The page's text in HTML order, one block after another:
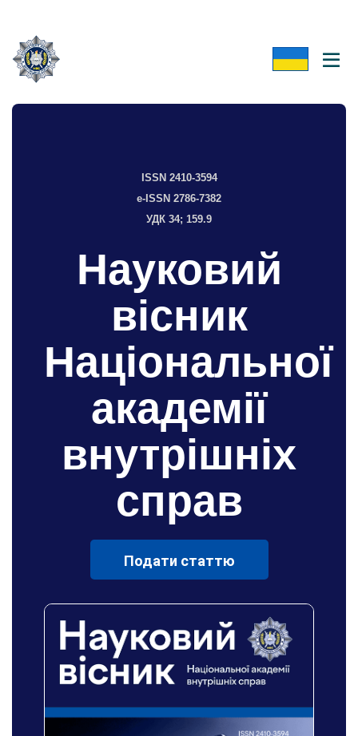
ISSN 2410-3594
e-ISSN 2786-7382
УДК 34; 159.9
Науковий
вісник
Національної
академії
внутрішніх
справ
Подати статтю